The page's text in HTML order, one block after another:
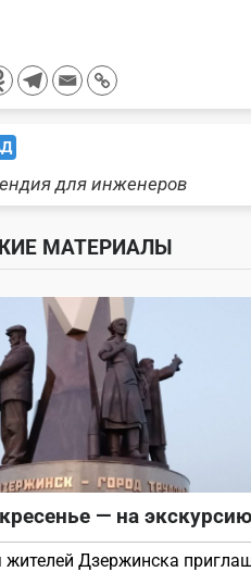
span>
для инженеров
МАТЕРИАЛЫ
— на экскурсию
жителей Дзержинска